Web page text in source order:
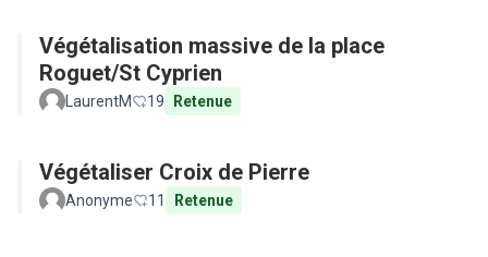
Végétalisation massive de la place
Roguet/St Cyprien
LaurentM 19 Retenue
Végétaliser Croix de Pierre
Anonyme 11 Retenue